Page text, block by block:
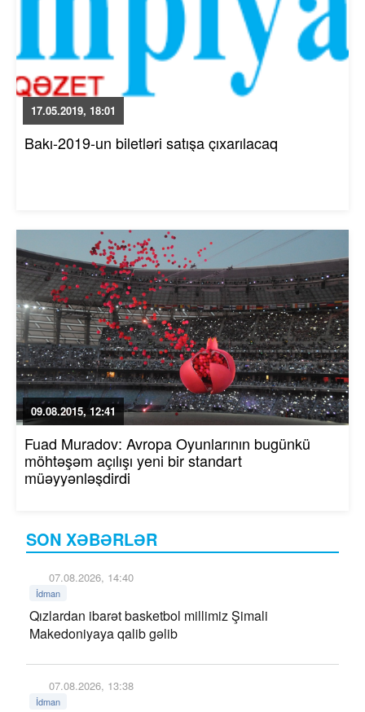
SON XƏBƏRLƏR
07.08.2026, 14:40
İdman
Qızlardan ibarət basketbol millimiz Şimali
Makedoniyaya qalib gəlib
07.08.2026, 13:38
İdman
17.05.2019, 18:01
Bakı-2019-un biletləri satışa çıxarılacaq
09.08.2015, 12:41
Fuad Muradov: Avropa Oyunlarının bugünkü
möhtəşəm açılışı yeni bir standart
müəyyənləşdirdi